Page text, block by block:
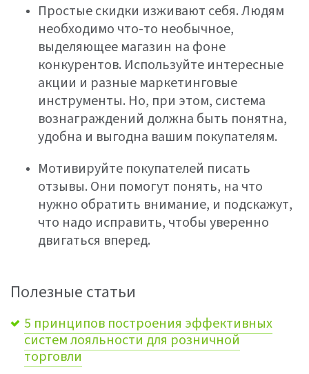
Простые скидки изживают себя. Людям
необходимо что-то необычное,
выделяющее магазин на фоне
конкурентов. Используйте интересные
акции и разные маркетинговые
инструменты. Но, при этом, система
вознаграждений должна быть понятна,
удобна и выгодна вашим покупателям.
Мотивируйте покупателей писать
отзывы. Они помогут понять, на что
нужно обратить внимание, и подскажут,
что надо исправить, чтобы уверенно
двигаться вперед.
Полезные статьи
5 принципов построения эффективных
систем лояльности для розничной
торговли